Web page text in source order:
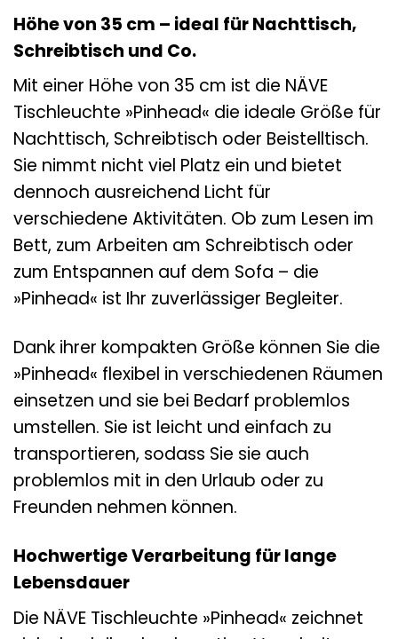
Höhe von 35 cm – ideal für Nachttisch,
Schreibtisch und Co.
Mit einer Höhe von 35 cm ist die NÄVE
Tischleuchte »Pinhead« die ideale Größe für
Nachttisch, Schreibtisch oder Beistelltisch.
Sie nimmt nicht viel Platz ein und bietet
dennoch ausreichend Licht für
verschiedene Aktivitäten. Ob zum Lesen im
Bett, zum Arbeiten am Schreibtisch oder
zum Entspannen auf dem Sofa – die
»Pinhead« ist Ihr zuverlässiger Begleiter.
Dank ihrer kompakten Größe können Sie die
»Pinhead« flexibel in verschiedenen Räumen
einsetzen und sie bei Bedarf problemlos
umstellen. Sie ist leicht und einfach zu
transportieren, sodass Sie sie auch
problemlos mit in den Urlaub oder zu
Freunden nehmen können.
Hochwertige Verarbeitung für lange
Lebensdauer
Die NÄVE Tischleuchte »Pinhead« zeichnet